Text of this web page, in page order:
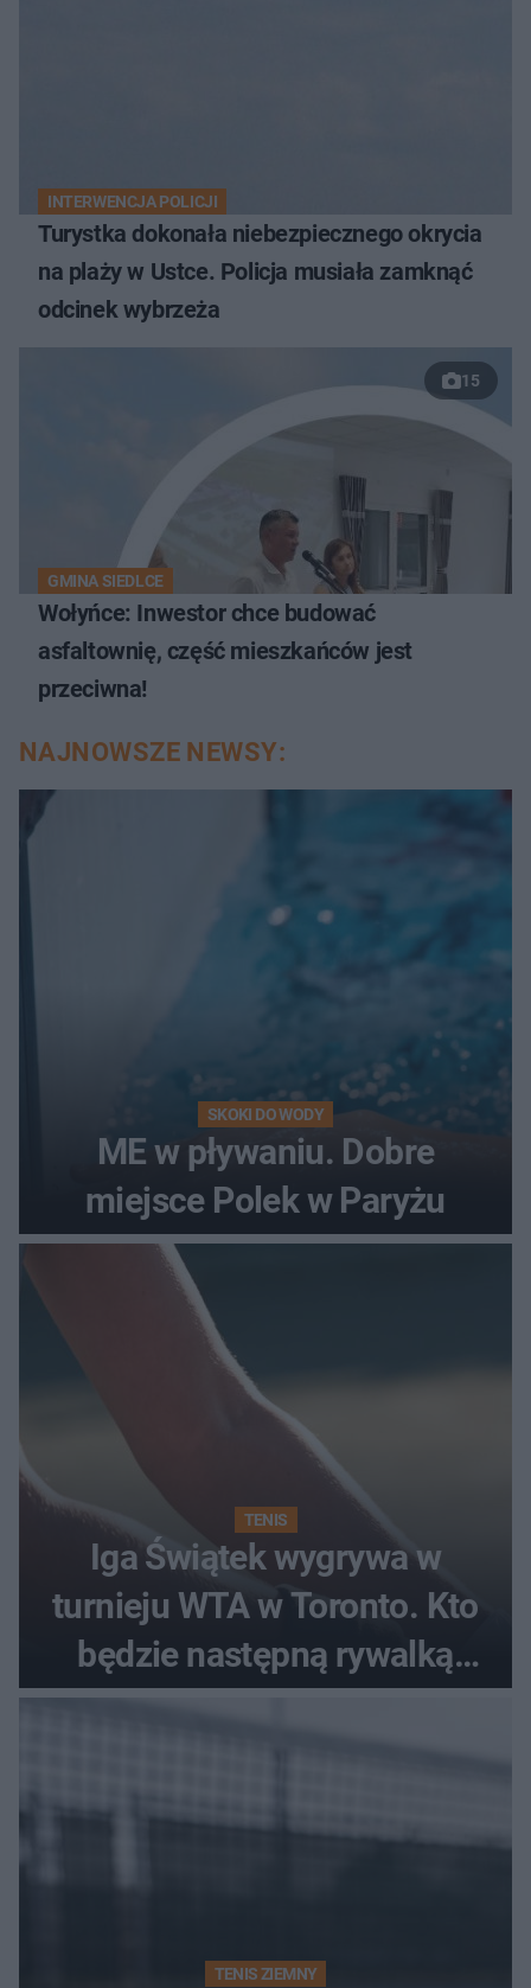
INTERWENCJA POLICJI
Turystka dokonała niebezpiecznego okrycia
na plaży w Ustce. Policja musiała zamknąć
odcinek wybrzeża
15
GMINA SIEDLCE
Wołyńce: Inwestor chce budować
asfaltownię, część mieszkańców jest
przeciwna!
NAJNOWSZE NEWSY:
SKOKI DO WODY
ME w pływaniu. Dobre
miejsce Polek w Paryżu
TENIS
Iga Świątek wygrywa w
turnieju WTA w Toronto. Kto
będzie następną rywalką
Polki?
TENIS ZIEMNY